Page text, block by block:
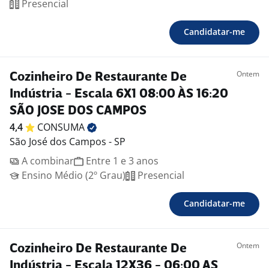
Presencial
Candidatar-me
Cozinheiro De Restaurante De
Indústria - Escala 6X1 08:00 ÀS 16:20
SÃO JOSE DOS CAMPOS
Ontem
4,4
CONSUMA
São José dos Campos - SP
A combinar
Entre 1 e 3 anos
Ensino Médio (2º Grau)
Presencial
Candidatar-me
Cozinheiro De Restaurante De
Ontem